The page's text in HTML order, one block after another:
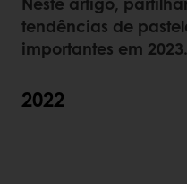
tendências de
importantes em 2023.
2022